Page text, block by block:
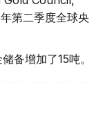
第二季度全球央
备增加了15吨。